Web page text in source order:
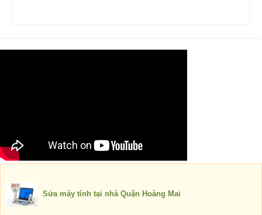
Sửa máy tính tại nhà Quận Hoàng Mai